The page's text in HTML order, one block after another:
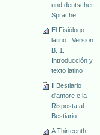
und deutscher
Sprache
El Fisiólogo
latino : Version
B. 1.
Introducción y
texto latino
Il Bestiario
d'amore e la
Risposta al
Bestiario
A Thirteenth-